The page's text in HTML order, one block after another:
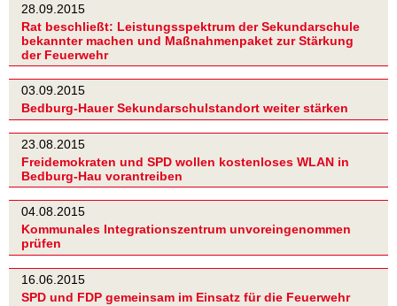
28.09.2015
Rat beschließt: Leistungsspektrum der Sekundarschule
bekannter machen und Maßnahmenpaket zur Stärkung
der Feuerwehr
03.09.2015
Bedburg-Hauer Sekundarschulstandort weiter stärken
23.08.2015
Freidemokraten und SPD wollen kostenloses WLAN in
Bedburg-Hau vorantreiben
04.08.2015
Kommunales Integrationszentrum unvoreingenommen
prüfen
16.06.2015
SPD und FDP gemeinsam im Einsatz für die Feuerwehr